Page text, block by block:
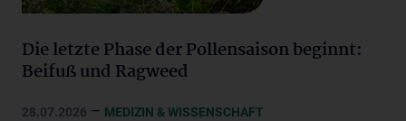
Die letzte Phase der Pollensaison beginnt:
Beifuß und Ragweed
28.07.2026 – MEDIZIN & WISSENSCHAFT